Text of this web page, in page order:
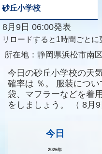
砂丘小学校
8月9日 06:00発表
リロードすると1時間ごとに
所在地： 静岡県浜松市南
今日の砂丘小学校の天
確率は ％。 服装につい
袋、マフラーなどを着
をしましょう。
（ 8月9
今日
2026年